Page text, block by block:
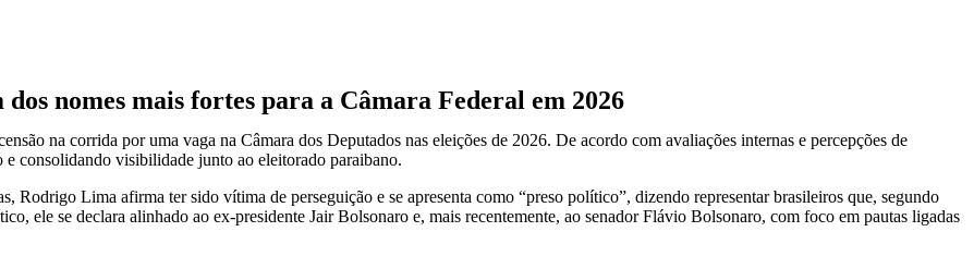
nomes mais fortes para a Câmara Federal em 2026
na corrida por uma vaga na Câmara dos Deputados nas eleições de 2026. De acordo com avaliações internas e percepções de
consolidando visibilidade junto ao eleitorado paraibano.
Rodrigo Lima afirma ter sido vítima de perseguição e se apresenta como “preso político”, dizendo representar brasileiros que, segundo
ele se declara alinhado ao ex-presidente Jair Bolsonaro e, mais recentemente, ao senadorFlávio Bolsonaro, com foco em pautas ligadas